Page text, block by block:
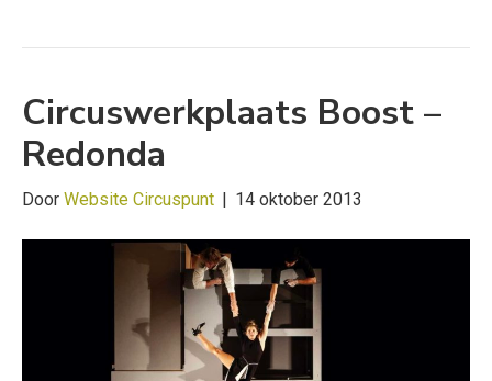
Circuswerkplaats Boost –
Redonda
Door Website Circuspunt | 14 oktober 2013